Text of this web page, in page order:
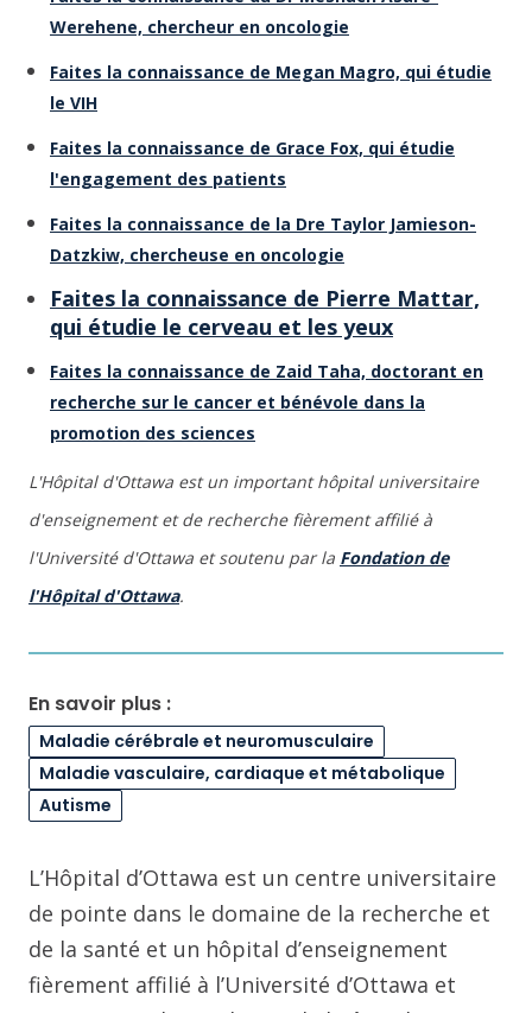
Werehene, chercheur en oncologie
Faites la connaissance de Megan Magro, qui étudie
le VIH
Faites la connaissance de Grace Fox, qui étudie
l'engagement des patients
Faites la connaissance de la Dre Taylor Jamieson-
Datzkiw, chercheuse en oncologie
Faites la connaissance de Pierre Mattar,
qui étudie le cerveau et les yeux
Faites la connaissance de Zaid Taha, doctorant en
recherche sur le cancer et bénévole dans la
promotion des sciences
L'Hôpital d'Ottawa est un important hôpital universitaire
d'enseignement et de recherche fièrement affilié à
l'Université d'Ottawa et soutenu par la Fondation de
l'Hôpital d'Ottawa.
En savoir plus :
Maladie cérébrale et neuromusculaire
Maladie vasculaire, cardiaque et métabolique
Autisme
L’Hôpital d’Ottawa est un centre universitaire
de pointe dans le domaine de la recherche et
de la santé et un hôpital d’enseignement
fièrement affilié à l’Université d’Ottawa et